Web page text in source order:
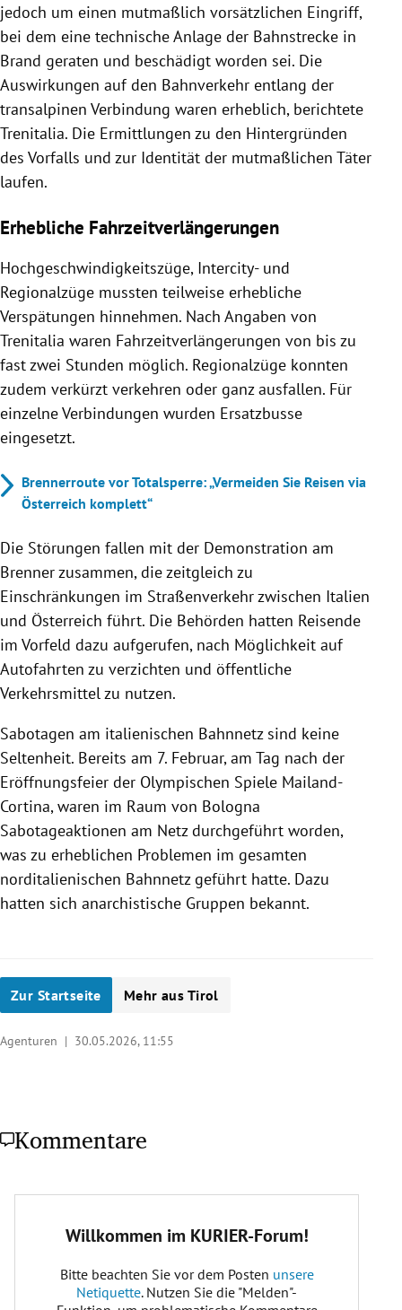
jedoch um einen mutmaßlich vorsätzlichen Eingriff,
bei dem eine technische Anlage der Bahnstrecke in
Brand geraten und beschädigt worden sei. Die
Auswirkungen auf den Bahnverkehr entlang der
transalpinen Verbindung waren erheblich, berichtete
Trenitalia. Die Ermittlungen zu den Hintergründen
des Vorfalls und zur Identität der mutmaßlichen Täter
laufen.
Erhebliche Fahrzeitverlängerungen
Hochgeschwindigkeitszüge, Intercity- und
Regionalzüge mussten teilweise erhebliche
Verspätungen hinnehmen. Nach Angaben von
Trenitalia waren Fahrzeitverlängerungen von bis zu
fast zwei Stunden möglich. Regionalzüge konnten
zudem verkürzt verkehren oder ganz ausfallen. Für
einzelne Verbindungen wurden Ersatzbusse
eingesetzt.
Brennerroute vor Totalsperre: „Vermeiden Sie Reisen via
Österreich komplett“
Die Störungen fallen mit der Demonstration am
Brenner zusammen, die zeitgleich zu
Einschränkungen im Straßenverkehr zwischen Italien
und Österreich führt. Die Behörden hatten Reisende
im Vorfeld dazu aufgerufen, nach Möglichkeit auf
Autofahrten zu verzichten und öffentliche
Verkehrsmittel zu nutzen.
Sabotagen am italienischen Bahnnetz sind keine
Seltenheit. Bereits am 7. Februar, am Tag nach der
Eröffnungsfeier der Olympischen Spiele Mailand-
Cortina, waren im Raum von Bologna
Sabotageaktionen am Netz durchgeführt worden,
was zu erheblichen Problemen im gesamten
norditalienischen Bahnnetz geführt hatte. Dazu
hatten sich anarchistische Gruppen bekannt.
Zur Startseite Mehr aus Tirol
Agenturen | 30.05.2026, 11:55
Kommentare